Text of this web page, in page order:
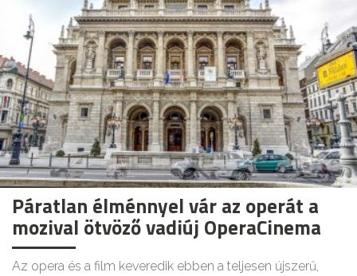
Páratlan élménnyel vár az operát a
mozival ötvöző vadiúj OperaCinema
Az opera és a film keveredik ebben a teljesen újszerű,